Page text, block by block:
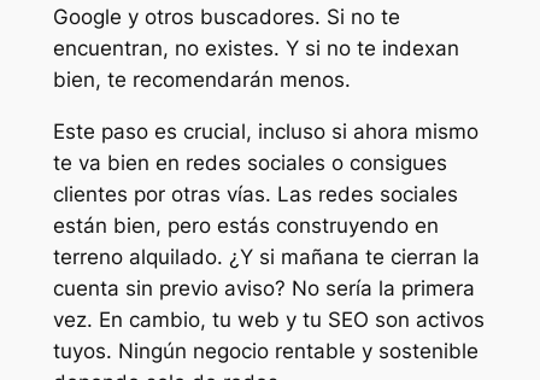
Google y otros buscadores. Si no te
encuentran, no existes. Y si no te indexan
bien, te recomendarán menos.
Este paso es crucial, incluso si ahora mismo
te va bien en redes sociales o consigues
clientes por otras vías. Las redes sociales
están bien, pero estás construyendo en
terreno alquilado. ¿Y si mañana te cierran la
cuenta sin previo aviso? No sería la primera
vez. En cambio, tu web y tu SEO son activos
tuyos. Ningún negocio rentable y sostenible